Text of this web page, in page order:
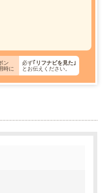
ン
時に
必ず｢リフナビを見た｣
とお伝えください。